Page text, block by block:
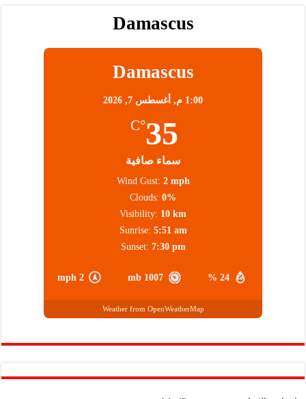
Damascus
Damascus
1:00 م, أغسطس 7, 2026
35
°C
سماء صافية
24 %
1007 mb
2 mph
Wind Gust: 2 mph
Clouds: 0%
Visibility: 10 km
Sunrise: 5:51 am
Sunset: 7:30 pm
Weather from OpenWeatherMap